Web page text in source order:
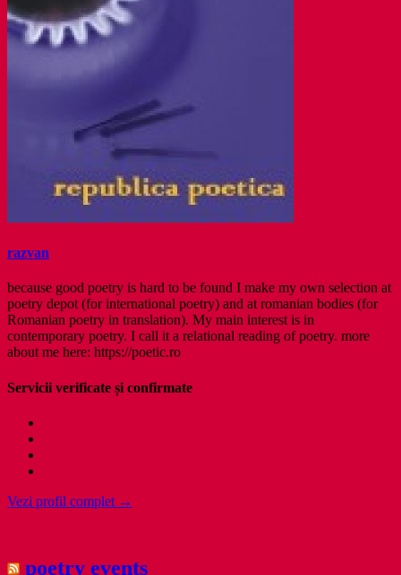
razvan
because good poetry is hard to be found I make my own selection at
poetry depot (for international poetry) and at romanian bodies (for
Romanian poetry in translation). My main interest is in
contemporary poetry. I call it a relational reading of poetry. more
about me here: https://poetic.ro
Servicii verificate și confirmate
Vezi profil complet →
poetry events